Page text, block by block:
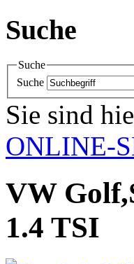
Suche
Suche
Suche
Sie sind
ONLINE-
VW
1.4 TSI